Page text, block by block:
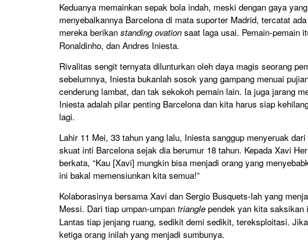
Keduanya memainkan sepak bola indah, meski dengan gaya
menyebalkannya Barcelona di mata suporter Madrid, tercatat
mereka berikan standing ovation saat laga usai. Pemain-pemain
Ronaldinho, dan Andres Iniesta.
Rivalitas sengit ternyata dilunturkan oleh daya magis seorang
sebelumnya, Iniesta bukanlah sosok yang gampang menuai
cenderung lambat, dan tak sekokoh pemain lain. Ia juga jarang
Iniesta adalah pilar penting Barcelona dan kita harus siap
lagi.
Lahir 11 Mei, 33 tahun yang lalu, Iniesta sanggup menyeruak
skuat inti Barcelona sejak dia berumur 18 tahun. Kepada Xavi
berkata, “Kau [Xavi] mungkin bisa menjadi orang yang
ini bakal memensiunkan kita semua!”
Kolaborasinya bersama Xavi dan Sergio Busquets-lah yang
Messi. Dari tiap umpan-umpan triangle pendek yan kita saksikan
Lantas tiap jenjang ruang, sedikit demi sedikit, tereksploitasi.
ketiga orang inilah yang menjadi sumbunya.